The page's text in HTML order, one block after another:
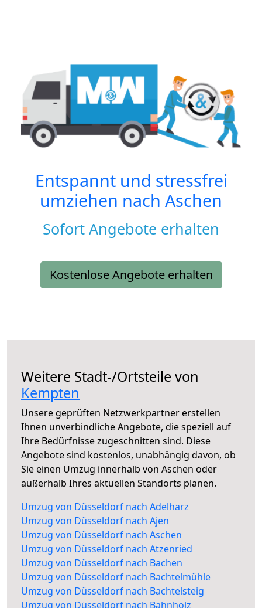
Entspannt und stressfrei
umziehen nach Aschen
Sofort Angebote erhalten
Kostenlose Angebote erhalten
Weitere Stadt-/Ortsteile von
Kempten
Unsere geprüften Netzwerkpartner erstellen
Ihnen unverbindliche Angebote, die speziell auf
Ihre Bedürfnisse zugeschnitten sind. Diese
Angebote sind kostenlos, unabhängig davon, ob
Sie einen Umzug innerhalb von Aschen oder
außerhalb Ihres aktuellen Standorts planen.
Umzug von Düsseldorf nach Adelharz
Umzug von Düsseldorf nach Ajen
Umzug von Düsseldorf nach Aschen
Umzug von Düsseldorf nach Atzenried
Umzug von Düsseldorf nach Bachen
Umzug von Düsseldorf nach Bachtelmühle
Umzug von Düsseldorf nach Bachtelsteig
Umzug von Düsseldorf nach Bahnholz